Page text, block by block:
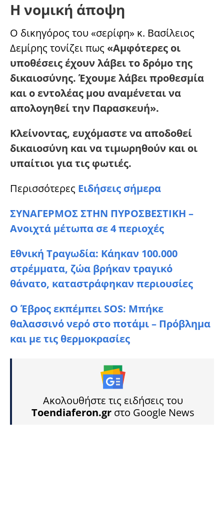
Η νομική άποψη
Ο δικηγόρος του «σερίφη» κ. Βασίλειος
Δεμίρης τονίζει πως «Αμφότερες οι
υποθέσεις έχουν λάβει το δρόμο της
δικαιοσύνης. Έχουμε λάβει προθεσμία
και ο εντολέας μου αναμένεται να
απολογηθεί την Παρασκευή».
Κλείνοντας, ευχόμαστε να αποδοθεί
δικαιοσύνη και να τιμωρηθούν και οι
υπαίτιοι για τις φωτιές.
Περισσότερες Ειδήσεις σήμερα
ΣΥΝΑΓΕΡΜΟΣ ΣΤΗΝ ΠΥΡΟΣΒΕΣΤΙΚΗ –
Ανοιχτά μέτωπα σε 4 περιοχές
Εθνική Τραγωδία: Κάηκαν 100.000
στρέμματα, ζώα βρήκαν τραγικό
θάνατο, καταστράφηκαν περιουσίες
Ο Έβρος εκπέμπει SOS: Μπήκε
θαλασσινό νερό στο ποτάμι – Πρόβλημα
και με τις θερμοκρασίες
Ακολουθήστε τις ειδήσεις του
Toendiaferon.gr στο Google News